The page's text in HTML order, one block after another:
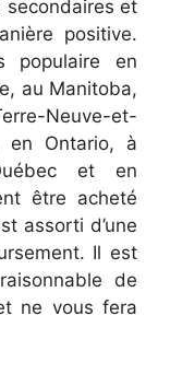
secondaires et
positive.
populaire en
au Manitoba,
Neuve-et-
en Ontario, à
et en
être acheté
assorti d’une
Il est
de
ne vous fera